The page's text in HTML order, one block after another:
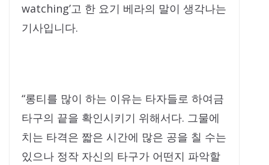
watching’고 한 요기 베라의 말이 생각나는
기사입니다.
“롱티를 많이 하는 이유는 타자들로 하여금
타구의 끝을 확인시키기 위해서다. 그물에
치는 타격은 짧은 시간에 많은 공을 칠 수는
있으나 정작 자신의 타구가 어떤지 파악할